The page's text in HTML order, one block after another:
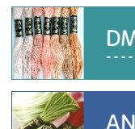
当店について
よくあるご質問